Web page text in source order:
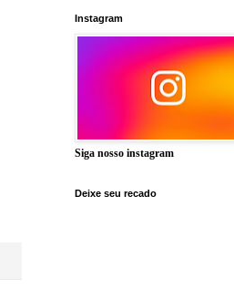
Instagram
Siga nosso instagram
Deixe seu recado